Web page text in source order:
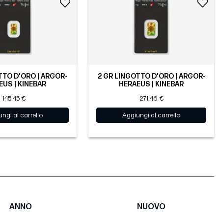
D'ORO | ARGOR-
| KINEBAR
145,45 €
al carrello
2 GR LINGOTTO D'ORO | ARGOR-
HERAEUS | KINEBAR
271,46 €
Aggiungi al carrello
ANNO NUOVO